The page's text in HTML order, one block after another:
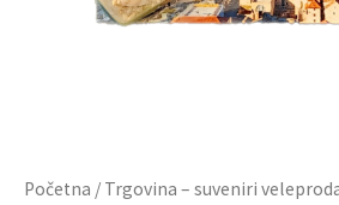
Početna / Trgovina – suveniri